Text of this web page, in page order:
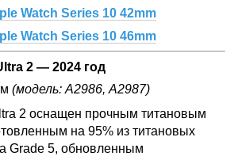
Watch Series 10 42mm
Watch Series 10 46mm
2 — 2024 год
(модель: А2986, А2987)
2 оснащен прочным титановым
на 95% из титановых
Grade 5, обновленным